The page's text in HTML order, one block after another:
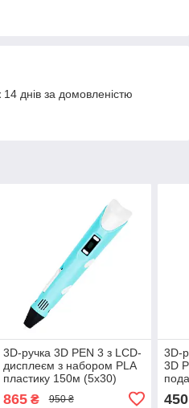
днів за домовленістю
3D-ручка 3D PEN 3 з LCD-
дисплеєм з набором PLA
пластику 150м (5х30)
865₴ 950 ₴
3D-
3D
450